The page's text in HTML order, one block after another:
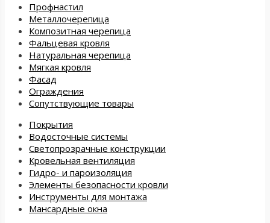
Профнастил
Металлочерепица
Композитная черепица
Фальцевая кровля
Натуральная черепица
Мягкая кровля
Фасад
Ограждения
Сопутствующие товары
Покрытия
Водосточные системы
Светопрозрачные конструкции
Кровельная вентиляция
Гидро- и пароизоляция
Элементы безопасности кровли
Инструменты для монтажа
Мансардные окна